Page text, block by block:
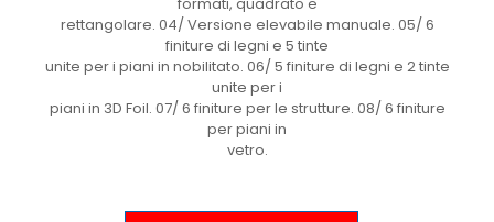
rettangolare. 04/ Versione elevabile manuale. 05/ 6
finiture di legni e 5 tinte
unite per i piani in nobilitato. 06/ 5 finiture di legni e 2 tinte
unite per i
piani in 3D Foil. 07/ 6 finiture per le strutture. 08/ 6 finiture
per piani in
vetro.